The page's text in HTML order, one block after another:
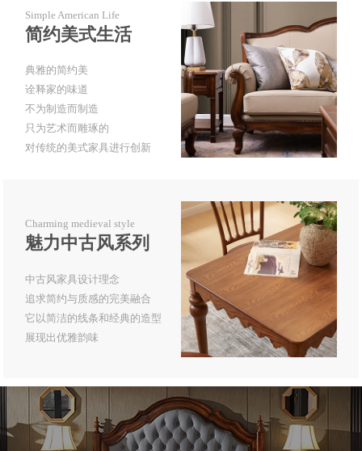
Simple American Life
简约美式生活
典雅的简约美
诠释家的味道
不为制造而制造
只为艺术而雕琢的
对传统的美式家具进行创新
Charming medieval style
魅力中古风系列
中古风家具设计理念
追求简约与质感的完美融合
它以简洁的线条和经典的造型
展现出优雅韵味